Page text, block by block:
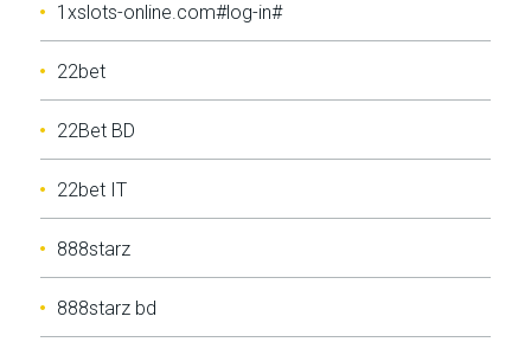
1xslots-online.com#log-in#
22bet
22Bet BD
22bet IT
888starz
888starz bd